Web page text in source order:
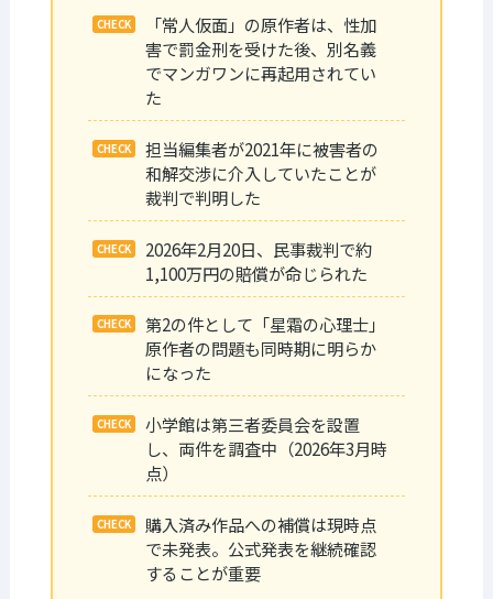
「常人仮面」の原作者は、性加
害で罰金刑を受けた後、別名義
でマンガワンに再起用されてい
た
担当編集者が2021年に被害者の
和解交渉に介入していたことが
裁判で判明した
2026年2月20日、民事裁判で約
1,100万円の賠償が命じられた
第2の件として「星霜の心理士」
原作者の問題も同時期に明らか
になった
小学館は第三者委員会を設置
し、両件を調査中（2026年3月時
点）
購入済み作品への補償は現時点
で未発表。公式発表を継続確認
することが重要